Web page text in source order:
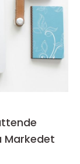
Markedet